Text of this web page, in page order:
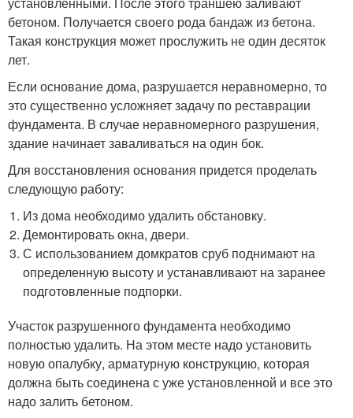
бетоном. Получается своего рода бандаж из бетона.
Такая конструкция может прослужить не один десяток
лет.
Если основание дома, разрушается неравномерно, то
это существенно усложняет задачу по реставрации
фундамента. В случае неравномерного разрушения,
здание начинает заваливаться на один бок.
Для восстановления основания придется проделать
следующую работу:
Из дома необходимо удалить обстановку.
Демонтировать окна, двери.
С использованием домкратов сруб поднимают на
определенную высоту и устанавливают на заранее
подготовленные подпорки.
Участок разрушенного фундамента необходимо
полностью удалить. На этом месте надо установить
новую опалубку, арматурную конструкцию, которая
должна быть соединена с уже установленной и все это
надо залить бетоном.